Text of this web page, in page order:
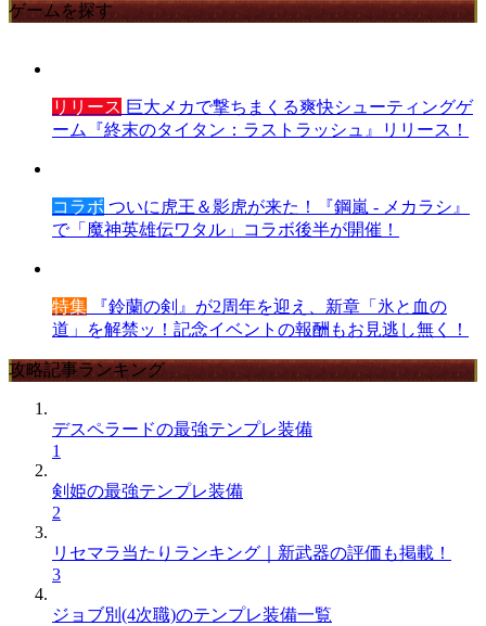
ゲームを探す
リリース 巨大メカで撃ちまくる爽快シューティングゲ
ーム『終末のタイタン：ラストラッシュ』リリース！
コラボ ついに虎王＆影虎が来た！『鋼嵐 - メカラシ』
で「魔神英雄伝ワタル」コラボ後半が開催！
特集 『鈴蘭の剣』が2周年を迎え、新章「氷と血の
道」を解禁ッ！記念イベントの報酬もお見逃し無く！
攻略記事ランキング
デスペラードの最強テンプレ装備
1
剣姫の最強テンプレ装備
2
リセマラ当たりランキング｜新武器の評価も掲載！
3
ジョブ別(4次職)のテンプレ装備一覧